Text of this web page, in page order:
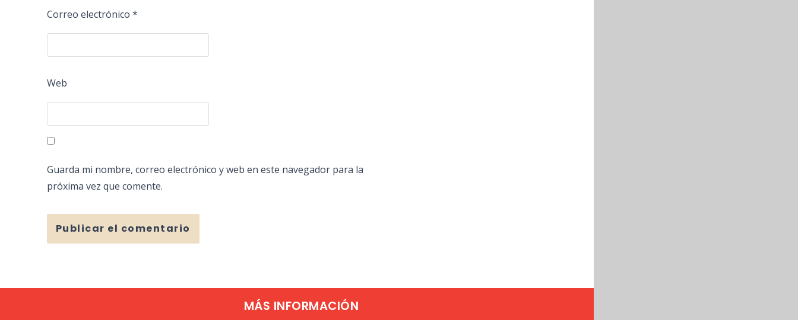
Correo electrónico *
Web
Guarda mi nombre, correo electrónico y web en este navegador para la
próxima vez que comente.
MÁS INFORMACIÓN